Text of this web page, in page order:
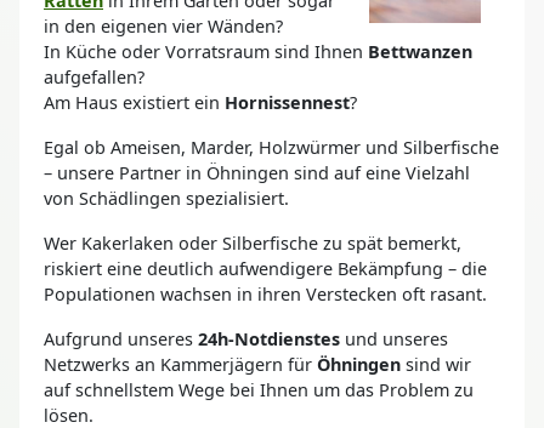
in den eigenen vier Wänden?
In Küche oder Vorratsraum sind Ihnen Bettwanzen
aufgefallen?
Am Haus existiert ein Hornissennest?
Egal ob Ameisen, Marder, Holzwürmer und Silberfische
– unsere Partner in Öhningen sind auf eine Vielzahl
von Schädlingen spezialisiert.
Wer Kakerlaken oder Silberfische zu spät bemerkt,
riskiert eine deutlich aufwendigere Bekämpfung – die
Populationen wachsen in ihren Verstecken oft rasant.
Aufgrund unseres 24h-Notdienstes und unseres
Netzwerks an Kammerjägern für Öhningen sind wir
auf schnellstem Wege bei Ihnen um das Problem zu
lösen.